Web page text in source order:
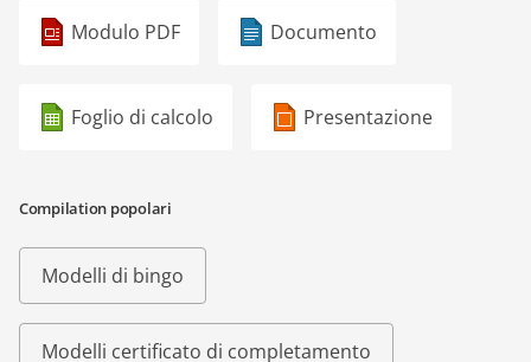
Modulo PDF Documento
Foglio di calcolo Presentazione
Compilation popolari
Modelli di bingo
Modelli certificato di completamento